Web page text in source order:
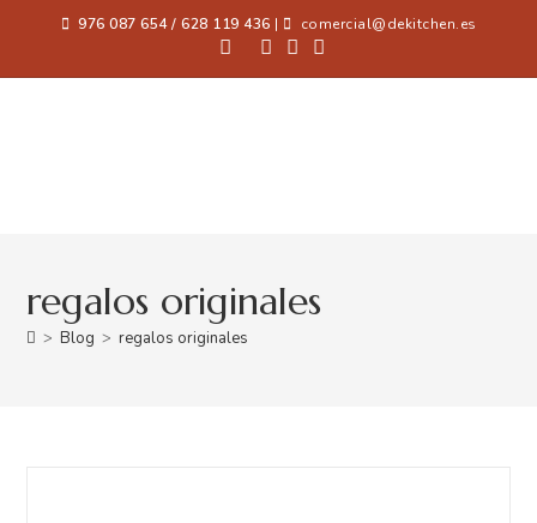
976 087 654 / 628 119 436 | comercial@dekitchen.es
regalos originales
> Blog > regalos originales